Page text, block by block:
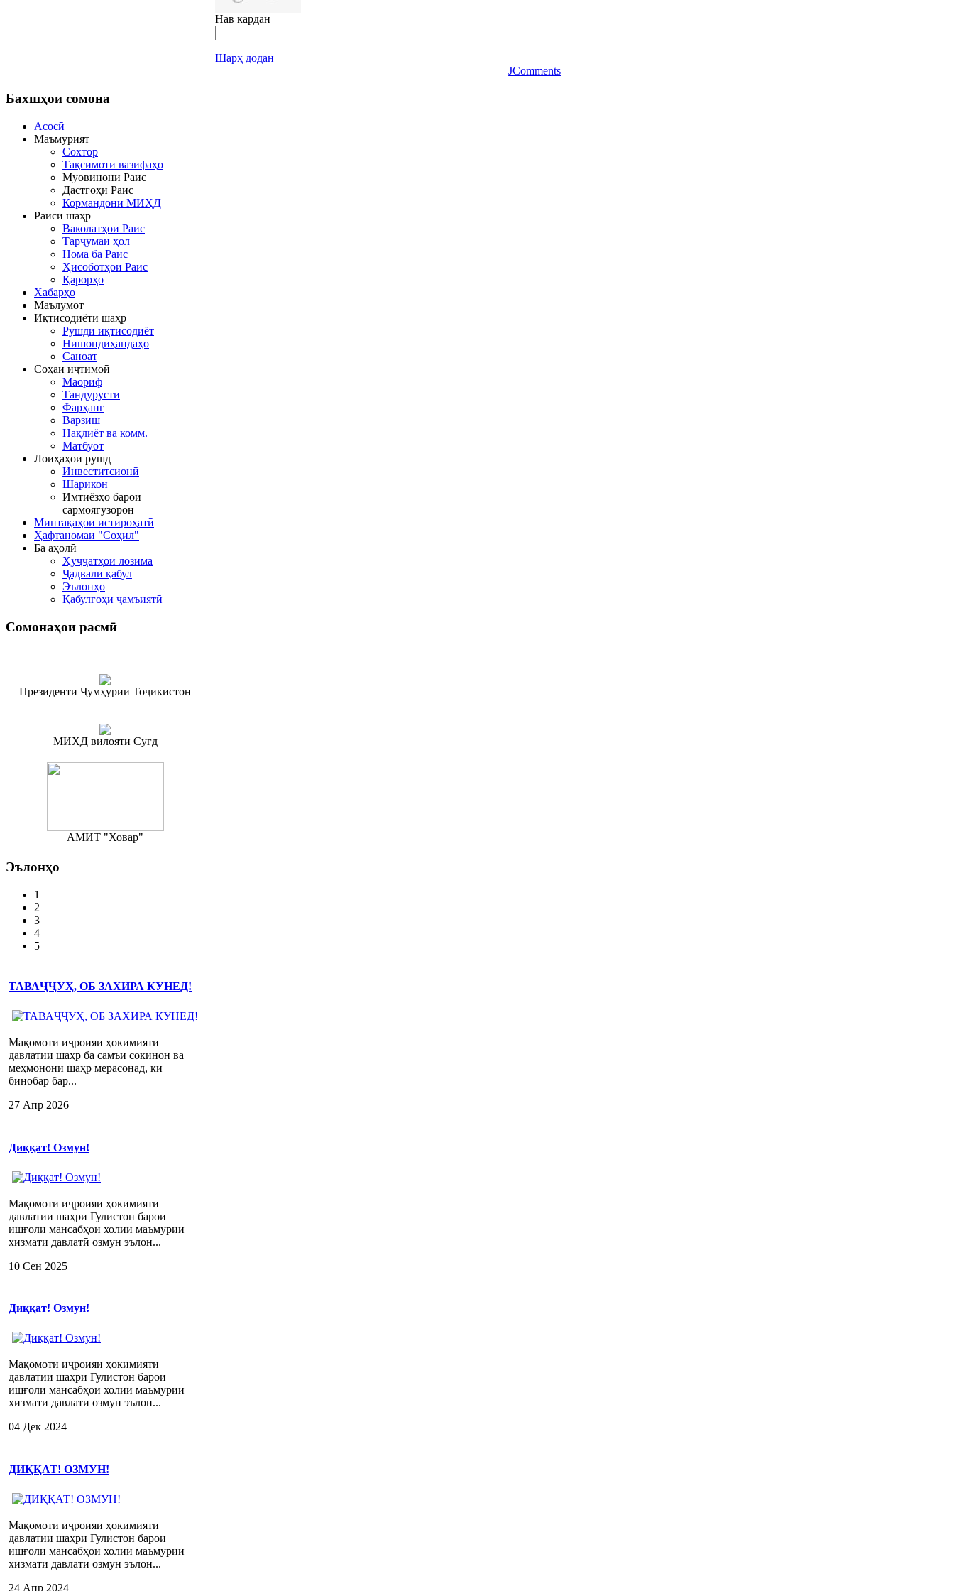
Нав кардан
Шарҳ додан
JComments
Бахшҳои сомона
Асосӣ
Маъмурият
Сохтор
Тақсимоти вазифаҳо
Муовинони Раис
Дастгоҳи Раис
Кормандони МИҲД
Раиси шаҳр
Ваколатҳои Раис
Тарҷумаи ҳол
Нома ба Раис
Ҳисоботҳои Раис
Қарорҳо
Хабарҳо
Маълумот
Иқтисодиёти шаҳр
Рушди иқтисодиёт
Нишондиҳандаҳо
Саноат
Соҳаи иҷтимоӣ
Маориф
Тандурустӣ
Фарҳанг
Варзиш
Нақлиёт ва комм.
Матбуот
Лоиҳаҳои рушд
Инвеститсионӣ
Шарикон
Имтиёзҳо барои
сармоягузорон
Минтақаҳои истироҳатӣ
Ҳафтаномаи "Соҳил"
Ба аҳолӣ
Ҳуҷҷатҳои лозима
Ҷадвали қабул
Эълонҳо
Қабулгоҳи ҷамъиятӣ
Сомонаҳои расмӣ
Президенти Ҷумҳурии Тоҷикистон
МИҲД вилояти Суғд
АМИТ "Ховар"
Эълонҳо
1
2
3
4
5
ТАВАҶҶУҲ, ОБ ЗАХИРА КУНЕД!
Мақомоти иҷроияи ҳокимияти
давлатии шаҳр ба самъи сокинон ва
меҳмонони шаҳр мерасонад, ки
бинобар бар...
27 Апр 2026
Диққат! Озмун!
Мақомоти иҷроияи ҳокимияти
давлатии шаҳри Гулистон барои
ишғоли мансабҳои холии маъмурии
хизмати давлатӣ озмун эълон...
10 Сен 2025
Диққат! Озмун!
Мақомоти иҷроияи ҳокимияти
давлатии шаҳри Гулистон барои
ишғоли мансабҳои холии маъмурии
хизмати давлатӣ озмун эълон...
04 Дек 2024
ДИҚҚАТ! ОЗМУН!
Мақомоти иҷроияи ҳокимияти
давлатии шаҳри Гулистон барои
ишғоли мансабҳои холии маъмурии
хизмати давлатӣ озмун эълон...
24 Апр 2024